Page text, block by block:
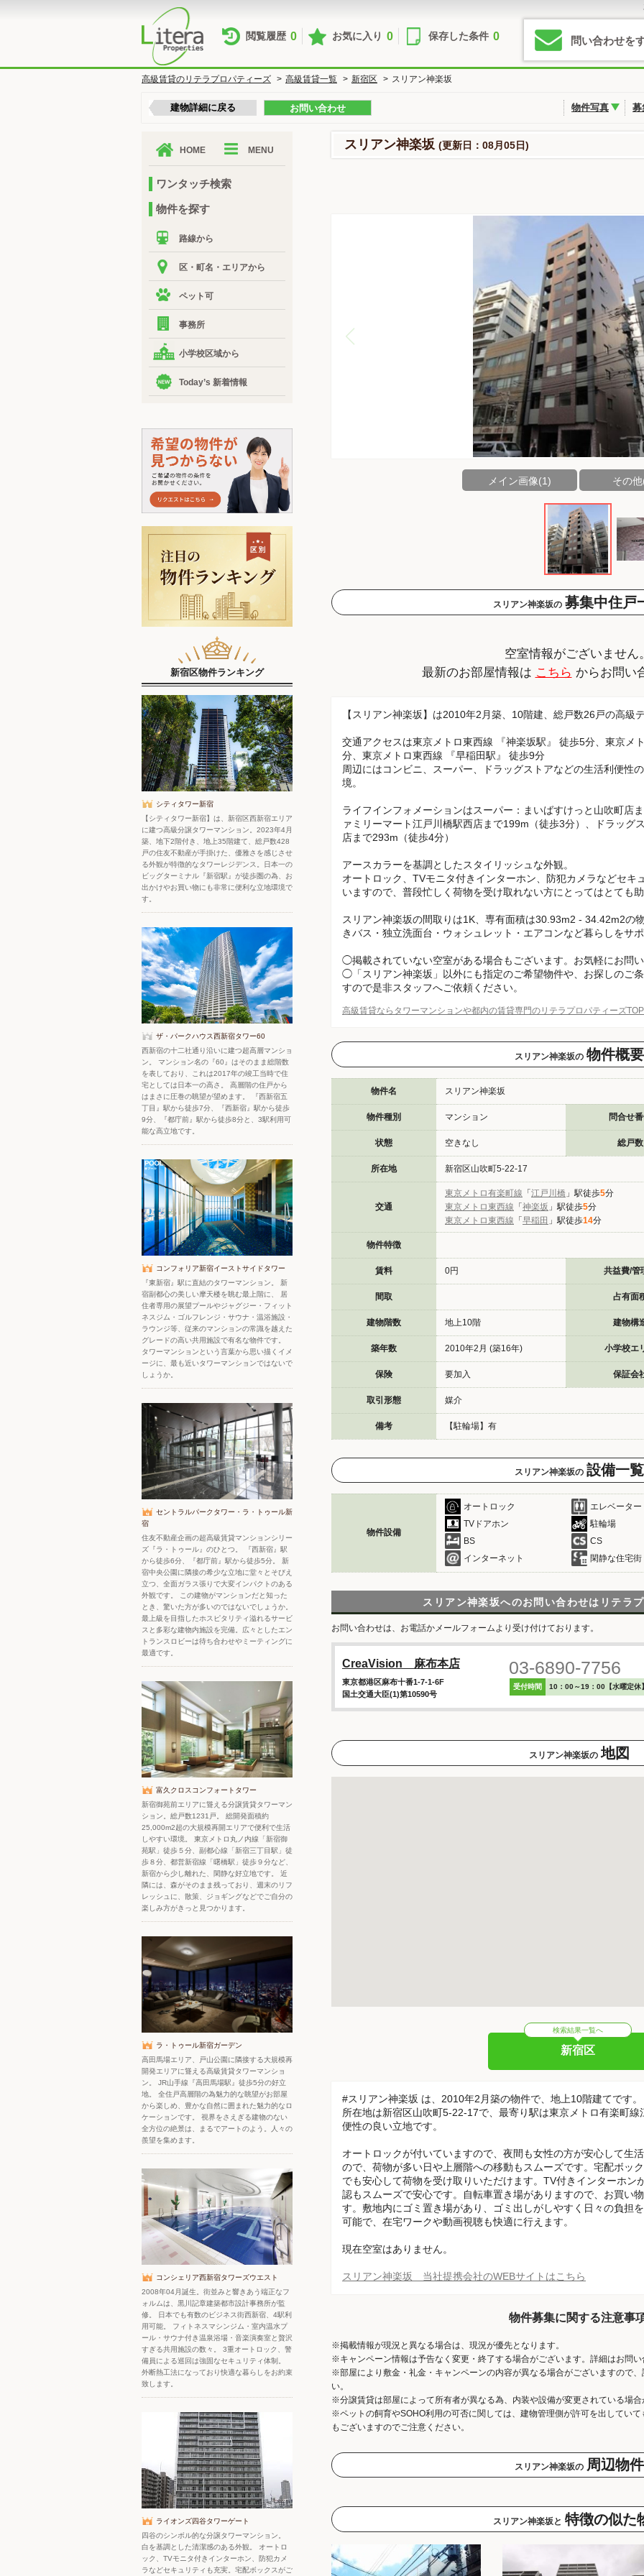
閲覧履歴 0 お気に入り 0 保存した条件 0 問い合わせを
高級賃貸のリテラプロパティーズ > 高級賃貸一覧 > 新宿区 > スリアン神楽坂
建物詳細に戻る お問い合わせ 物件写真 募
スリアン神楽坂 (更新日：08月05日)
メイン画像(1) その
スリアン神楽坂の 募集中住戸
空室情報がございません
最新のお部屋情報は こちら からお問い
【スリアン神楽坂】は2010年2月築、10階建、総戸数26戸の高級
交通アクセスは東京メトロ東西線 『神楽坂駅』 徒歩5分、東京メ
分、東京メトロ東西線 『早稲田駅』 徒歩9分
周辺にはコンビニ、スーパー、ドラッグストアなどの生活利便性
境。
ライフインフォメーションはスーパー：まいばすけっと山吹町店
ァミリーマート江戸川橋駅西店まで199m（徒歩3分）、ドラッグ
店まで293m（徒歩4分）
アースカラーを基調としたスタイリッシュな外観。
オートロック、TVモニタ付きインターホン、防犯カメラなどセキ
いますので、普段忙しく荷物を受け取れない方にとってはとても
スリアン神楽坂の間取りは1K、専有面積は30.93m2 - 34.42m2の
きバス・独立洗面台・ウォシュレット・エアコンなど暮らしをサ
◯掲載されていない空室がある場合もございます。お気軽にお問
◯「スリアン神楽坂」以外にも指定のご希望物件や、お探しのご
すので是非スタッフへご依頼ください。
高級賃貸ならタワーマンションや都内の賃貸専門のリテラプロパティーズ
スリアン神楽坂の 物件概要
物件名 スリアン神楽坂
物件種別 マンション 問合せ
状態 空きなし 総戸数
所在地 新宿区山吹町5-22-17
交通
東京メトロ有楽町線 「江戸川橋 」駅徒歩5分
東京メトロ東西線 「神楽坂 」駅徒歩5分
東京メトロ東西線 「早稲田 」駅徒歩14分
物件特徴
賃料 0円 共益費/管
間取 占有面
建物階数 地上10階 建物構
築年数 2010年2月 (築16年) 小学校エ
保険 要加入 保証会
取引形態 媒介
備考 【駐輪場】有
スリアン神楽坂の 設備一覧
物件設備
オートロック
エレベーター
TVドアホン
駐輪場
BS
CS
インターネット
閑静な住宅街
スリアン神楽坂へのお問い合わせは リテラ
お問い合わせは、お電話かメールフォームより受け付けております。
CreaVision 麻布本店
東京都港区麻布十番1-7-1-6F
国土交通大臣(1)第10590号
03-6890-7756
受付時間 10：00～19：00【水曜定休
スリアン神楽坂の 地図
検索結果一覧へ
新宿区
#スリアン神楽坂 は、2010年2月築の物件で、地上10階建てです。
所在地は新宿区山吹町5-22-17で、最寄り駅は東京メトロ有楽町
便性の良い立地です。
オートロックが付いていますので、夜間も女性の方が安心して生
ので、荷物が多い日や上層階への移動もスムーズです。宅配ボッ
でも安心して荷物を受け取りいただけます。TV付きインターホン
認もスムーズで安心です。自転車置き場がありますので、お買い
す。敷地内にゴミ置き場があり、ゴミ出しがしやすく日々の負担
可能で、在宅ワークや動画視聴も快適に行えます。
現在空室はありません。
スリアン神楽坂 当社提携会社のWEBサイトはこちら
物件募集に関する注意事
※掲載情報が現況と異なる場合は、現況が優先となります。
※キャンペーン情報は予告なく変更・終了する場合がございます。詳細はお問
※部屋により敷金・礼金・キャンペーンの内容が異なる場合がございますので
い。
※分譲賃貸は部屋によって所有者が異なる為、内装や設備が変更されている場
※ペットの飼育やSOHO利用の可否に関しては、建物管理側が許可を出してい
もございますのでご注意ください。
スリアン神楽坂の 周辺物件
スリアン神楽坂と 特徴の似た
HOME MENU
ワンタッチ検索
物件を探す
路線から
区・町名・エリアから
ペット可
事務所
小学校区域から
Today’s 新着情報
新宿区物件ランキング
シティタワー新宿
【シティタワー新宿】は、新宿区西新宿エリア
に建つ高級分譲タワーマンション。2023年4月
築、地下2階付き、地上35階建て、総戸数428
戸の住友不動産が手掛けた、優雅さを感じさせ
る外観が特徴的なタワーレジデンス。日本一の
ビッグターミナル『新宿駅』が徒歩圏の為、お
出かけやお買い物にも非常に便利な立地環境で
す。
ザ・パークハウス西新宿タワー60
西新宿の十二社通り沿いに建つ超高層マンショ
ン。 マンション名の『60』はそのまま総階数
を表しており、これは2017年の竣工当時で住
宅としては日本一の高さ。 高層階の住戸から
はまさに圧巻の眺望が望めます。 『西新宿五
丁目』駅から徒歩7分、『西新宿』駅から徒歩
9分、『都庁前』駅から徒歩8分と、3駅利用可
能な高立地です。
コンフォリア新宿イーストサイドタワー
『東新宿』駅に直結のタワーマンション。 新
宿副都心の美しい摩天楼を眺む最上階に、 居
住者専用の展望プールやジャグジー・フィット
ネスジム・ゴルフレンジ・サウナ・温浴施設・
ラウンジ等、従来のマンションの常識を越えた
グレードの高い共用施設で有名な物件です。
タワーマンションという言葉から思い描くイメ
ージに、最も近いタワーマンションではないで
しょうか。
セントラルパークタワー・ラ・トゥール新
宿
住友不動産企画の超高級賃貸マンションシリー
ズ『ラ・トゥール』のひとつ。 『西新宿』駅
から徒歩6分、『都庁前』駅から徒歩5分。 新
宿中央公園に隣接の希少な立地に堂々とそびえ
立つ、全面ガラス張りで大変インパクトのある
外観です。 この建物がマンションだと知った
とき、驚いた方が多いのではないでしょうか。
最上級を目指したホスピタリティ溢れるサービ
スと多彩な建物内施設を完備。広々としたエン
トランスロビーは待ち合わせやミーティングに
最適です。
富久クロスコンフォートタワー
新宿御苑前エリアに聳える分譲賃貸タワーマン
ション。総戸数1231戸。 総開発面積約
25,000m2超の大規模再開エリアで便利で生活
しやすい環境。 東京メトロ丸ノ内線「新宿御
苑駅」徒歩５分、副都心線「新宿三丁目駅」徒
歩８分、都営新宿線「曙橋駅」徒歩９分など、
新宿から少し離れた、閑静な好立地です。 近
隣には、森がそのまま残っており、週末のリフ
レッシュに、散策、ジョギングなどでご自分の
楽しみ方がきっと見つかります。
ラ・トゥール新宿ガーデン
高田馬場エリア、戸山公園に隣接する大規模再
開発エリアに聳える高級賃貸タワーマンショ
ン。 JR山手線『高田馬場駅』徒歩5分の好立
地。 全住戸高層階の為魅力的な眺望がお部屋
から楽しめ、豊かな自然に囲まれた魅力的なロ
ケーションです。 視界をさえぎる建物のない
全方位の絶景は、まるでアートのよう。人々の
羨望を集めます。
コンシェリア西新宿タワーズウエスト
2008年04月誕生。街並みと響きあう端正なフ
ォルムは、黒川記章建築都市設計事務所が監
修。 日本でも有数のビジネス街西新宿、4駅利
用可能。 フィトネスマシンジム・室内温水プ
ール・サウナ付き温泉浴場・音楽演奏室と贅沢
すぎる共用施設の数々。 3重オートロック、警
備員による巡回は強固なセキュリティ体制。
外断熱工法になっており快適な暮らしをお約束
致します。
ライオンズ四谷タワーゲート
四谷のシンボル的な分譲タワーマンション。
白を基調とした清潔感のある外観。 オートロ
ック、TVモニタ付きインターホン、防犯カメ
ラなどセキュリティも充実。宅配ボックスがご